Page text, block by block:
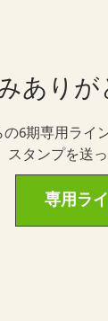
あり
6期専用ライ
スタンプを送
専用ラ